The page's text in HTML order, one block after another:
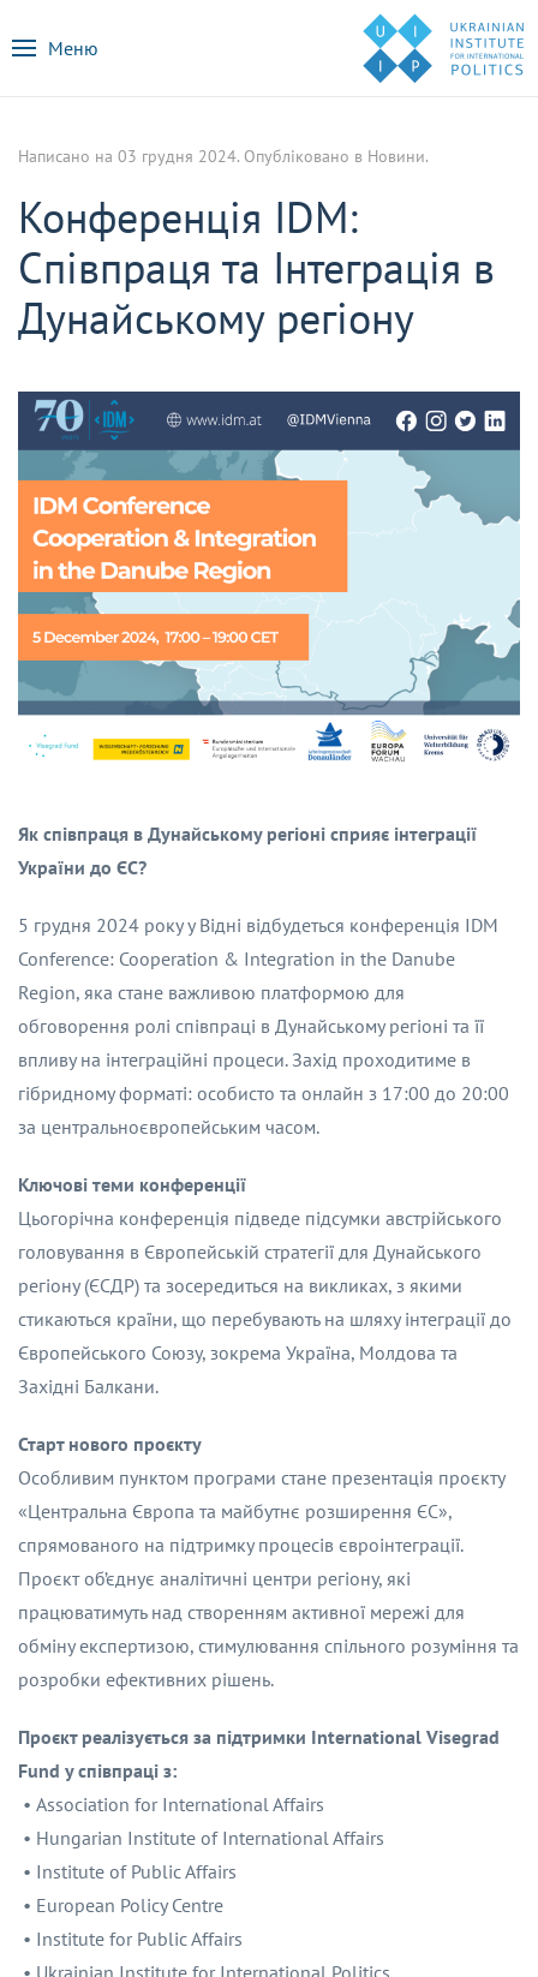
Меню
Написано на 03 грудня 2024. Опубліковано в Новини.
Конференція IDM:
Співпраця та Інтеграція в
Дунайському регіону
Як співпраця в Дунайському регіоні сприяє інтеграції
України до ЄС?
5 грудня 2024 року у Відні відбудеться конференція IDM
Conference: Cooperation & Integration in the Danube
Region, яка стане важливою платформою для
обговорення ролі співпраці в Дунайському регіоні та її
впливу на інтеграційні процеси. Захід проходитиме в
гібридному форматі: особисто та онлайн з 17:00 до 20:00
за центральноєвропейським часом.
Ключові теми конференції
Цьогорічна конференція підведе підсумки австрійського
головування в Європейській стратегії для Дунайського
регіону (ЄСДР) та зосередиться на викликах, з якими
стикаються країни, що перебувають на шляху інтеграції до
Європейського Союзу, зокрема Україна, Молдова та
Західні Балкани.
Старт нового проєкту
Особливим пунктом програми стане презентація проєкту
«Центральна Європа та майбутнє розширення ЄС»,
спрямованого на підтримку процесів євроінтеграції.
Проєкт об’єднує аналітичні центри регіону, які
працюватимуть над створенням активної мережі для
обміну експертизою, стимулювання спільного розуміння та
розробки ефективних рішень.
Проєкт реалізується за підтримки International Visegrad
Fund у співпраці з:
• Association for International Affairs
• Hungarian Institute of International Affairs
• Institute of Public Affairs
• European Policy Centre
• Institute for Public Affairs
• Ukrainian Institute for International Politics